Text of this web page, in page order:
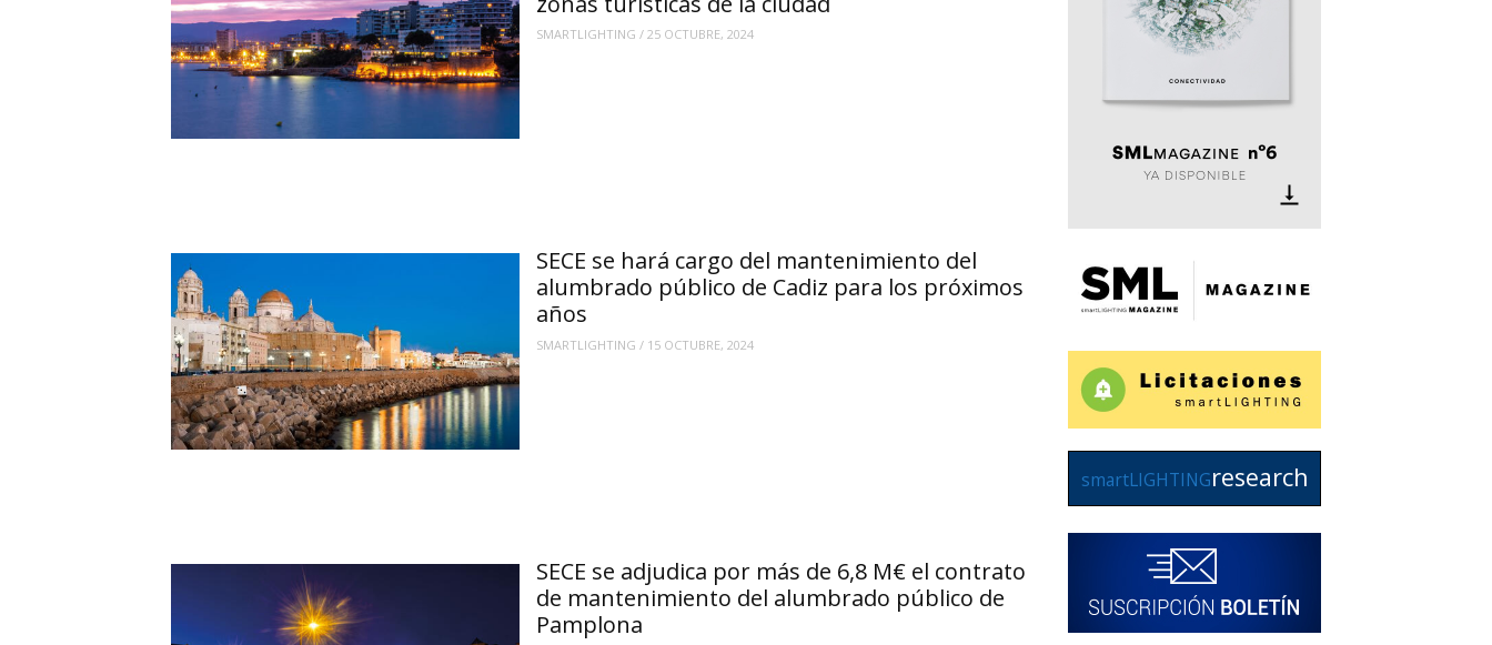
SMARTLIGHTING / 25 OCTUBRE, 2024
SECE se hará cargo del mantenimiento del
alumbrado público de Cadiz para los próximos
años
SMARTLIGHTING / 15 OCTUBRE, 2024
SECE se adjudica por más de 6,8 M€ el contrato
de mantenimiento del alumbrado público de
Pamplona
smartLIGHTINGresearch